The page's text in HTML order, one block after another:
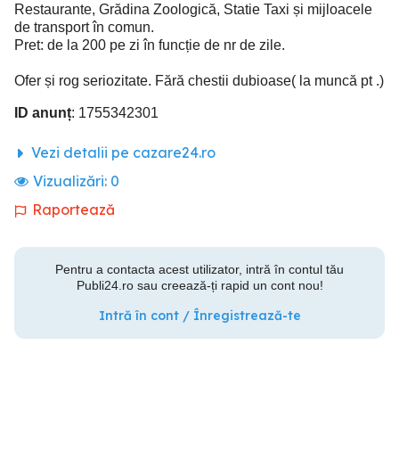
Restaurante, Grădina Zoologică, Statie Taxi și mijloacele
de transport în comun.
Pret: de la 200 pe zi în funcție de nr de zile.
Ofer și rog seriozitate. Fără chestii dubioase( la muncă pt .)
ID anunț: 1755342301
Vezi detalii pe cazare24.ro
Vizualizări: 0
Raportează
Pentru a contacta acest utilizator, intră în contul tău
Publi24.ro sau creează-ți rapid un cont nou!
Intră în cont / Înregistrează-te